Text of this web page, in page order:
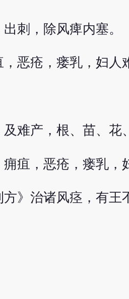
刺，除风痺内塞。
恶疮，瘘乳，妇人
难产，根、苗、花
疽，恶疮，瘘乳，
》治诸风痉，有王